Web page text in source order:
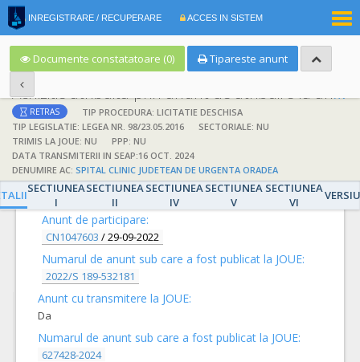
INREGISTRARE / RECUPERARE ACCES IN SISTEM
Documente constatatoare (0) Tipareste anunt
Achizitie atribuita prin anunt de atribuire la anunt de participare
RETRAS
TIP PROCEDURA: LICITATIE DESCHISA
TIP LEGISLATIE: LEGEA NR. 98/23.05.2016
SECTORIALE: NU
TRIMIS LA JOUE: NU
PPP: NU
DATA TRANSMITERII IN SEAP:16 OCT. 2024
DENUMIRE AC: SPITAL CLINIC JUDETEAN DE URGENTA ORADEA
SECTIUNEA
I
SECTIUNEA
II
SECTIUNEA
IV
SECTIUNEA
V
SECTIUNEA
VI
DETALII
Anunt de participare:
CN1047603 /29-09-2022
Numarul de anunt sub care a fost publicat la JOUE:
2022/S 189-532181
Anunt cu transmitere la JOUE:
Da
Numarul de anunt sub care a fost publicat la JOUE:
627428-2024